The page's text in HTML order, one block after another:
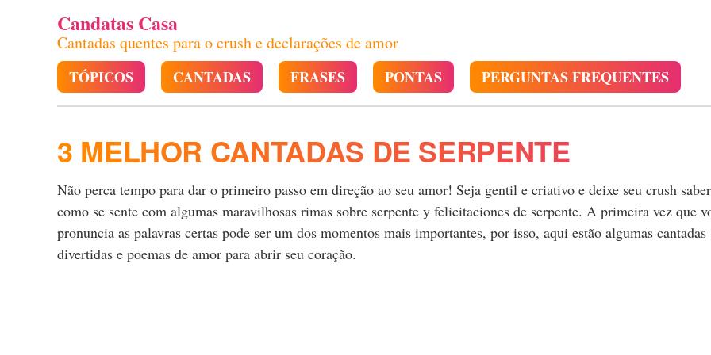
Candatas Casa
Cantadas quentes para o crush e declarações de amor
TÓPICOS CANTADAS FRASES PONTAS PERGUNTAS FREQUENTES
3 MELHOR CANTADAS DE SERPENTE
Não perca tempo para dar o primeiro passo em direção ao seu amor! Seja gentil e criativo e deixe seu crush saber
como se sente com algumas maravilhosas rimas sobre serpente y felicitaciones de serpente. A primeira vez que
pronuncia as palavras certas pode ser um dos momentos mais importantes, por isso, aqui estão algumas cantadas
divertidas e poemas de amor para abrir seu coração.